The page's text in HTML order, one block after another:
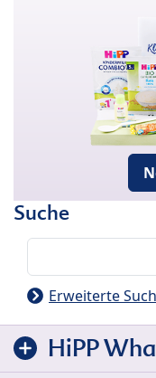
Suche
Erweiterte
HiPP